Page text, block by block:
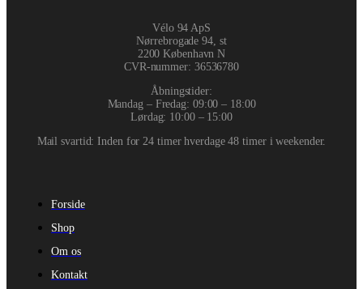
Vélo 94 ApS
Nørrebrogade 94, st
2200 København N
CVR-nummer: 36536780
Åbningstider:
Mandag – Fredag: 09:00 – 18:00
Lørdag: 10:00 – 15:00
Mail svartid: Inden for 24 timer hverdage 48 timer i weekender.
Forside
Shop
Om os
Kontakt